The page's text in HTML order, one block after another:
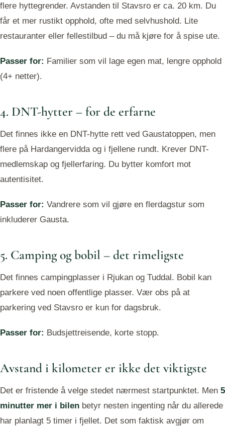
flere hyttegrender. Avstanden til Stavsro er ca. 20 km. Du
får et mer rustikt opphold, ofte med selvhushold. Lite
restauranter eller fellestilbud – du må kjøre for å spise ute.
Passer for: Familier som vil lage egen mat, lengre opphold
(4+ netter).
4. DNT-hytter – for de erfarne
Det finnes ikke en DNT-hytte rett ved Gaustatoppen, men
flere på Hardangervidda og i fjellene rundt. Krever DNT-
medlemskap og fjellerfaring. Du bytter komfort mot
autentisitet.
Passer for: Vandrere som vil gjøre en flerdagstur som
inkluderer Gausta.
5. Camping og bobil – det rimeligste
Det finnes campingplasser i Rjukan og Tuddal. Bobil kan
parkere ved noen offentlige plasser. Vær obs på at
parkering ved Stavsro er kun for dagsbruk.
Passer for: Budsjettreisende, korte stopp.
Avstand i kilometer er ikke det viktigste
Det er fristende å velge stedet nærmest startpunktet. Men 5
minutter mer i bilen betyr nesten ingenting når du allerede
har planlagt 5 timer i fjellet. Det som faktisk avgjør om